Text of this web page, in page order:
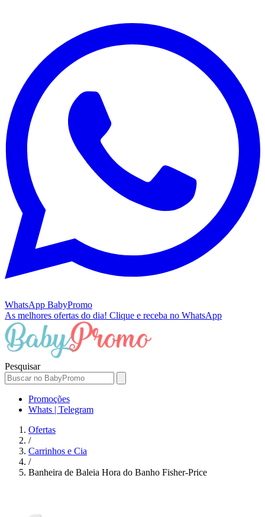
WhatsApp BabyPromo
As melhores ofertas do dia! Clique e receba no WhatsApp
Pesquisar
Promoções
Whats | Telegram
Ofertas
/
Carrinhos e Cia
/
Banheira de Baleia Hora do Banho Fisher-Price